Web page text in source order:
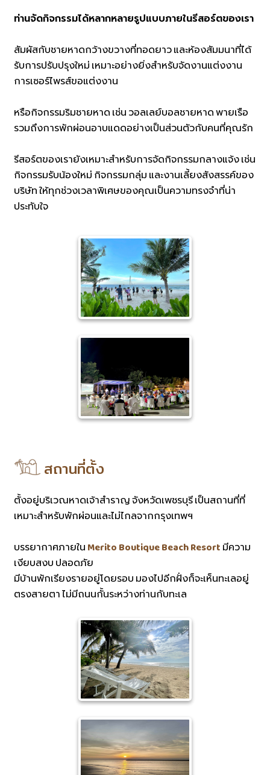
ท่านจัดกิจกรรมได้หลากหลายรูปแบบภายในรีสอร์ตของเรา
สัมผัสกับชายหาดกว้างขวางที่ทอดยาว และห้องสัมมนาที่ได้
รับการปรับปรุงใหม่ เหมาะอย่างยิ่งสำหรับจัดงานแต่งงาน
การเซอร์ไพรส์ขอแต่งงาน
หรือกิจกรรมริมชายหาด เช่น วอลเลย์บอลชายหาด พายเรือ
รวมถึงการพักผ่อนอาบแดดอย่างเป็นส่วนตัวกับคนที่คุณรัก
รีสอร์ตของเรายังเหมาะสำหรับการจัดกิจกรรมกลางแจ้ง เช่น
กิจกรรมรับน้องใหม่ กิจกรรมกลุ่ม และงานเลี้ยงสังสรรค์ของ
บริษัท ให้ทุกช่วงเวลาพิเศษของคุณเป็นความทรงจำที่น่า
ประทับใจ
สถานที่ตั้ง
ตั้งอยู่บริเวณหาดเจ้าสำราญ จังหวัดเพชรบุรี เป็นสถานที่ที่
เหมาะสำหรับพักผ่อนและไม่ไกลจากกรุงเทพฯ
บรรยากาศภายในMerito Boutique Beach Resortมีความ
เงียบสงบ ปลอดภัย
มีบ้านพักเรียงรายอยู่โดยรอบ มองไปอีกฝั่งก็จะเห็นทะเลอยู่
ตรงสายตา ไม่มีถนนกั้นระหว่างท่านกับทะเล